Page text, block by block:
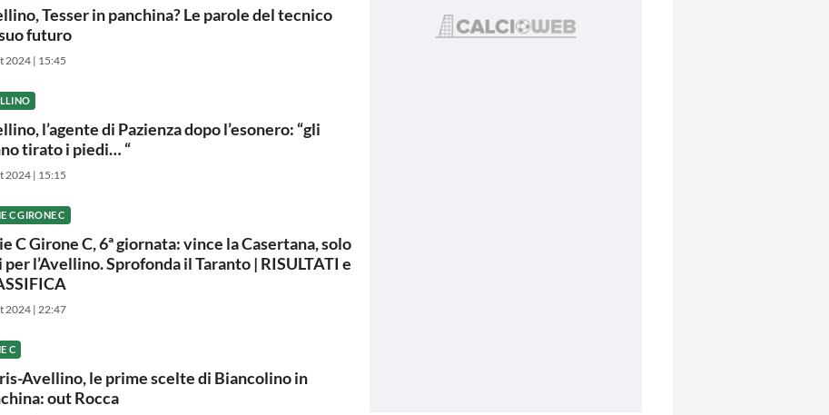
Tesser in panchina? Le parole del tecnico
futuro
2024 | 15:45
l’agente di Pazienza dopo l’esonero: “gli
tirato i piedi… “
2024 | 15:15
C GIRONE C
C Girone C, 6ª giornata: vince la Casertana, solo
per l’Avellino. Sprofonda il Taranto | RISULTATI e
2024 | 22:47
C
Avellino, le prime scelte di Biancolino in
out Rocca